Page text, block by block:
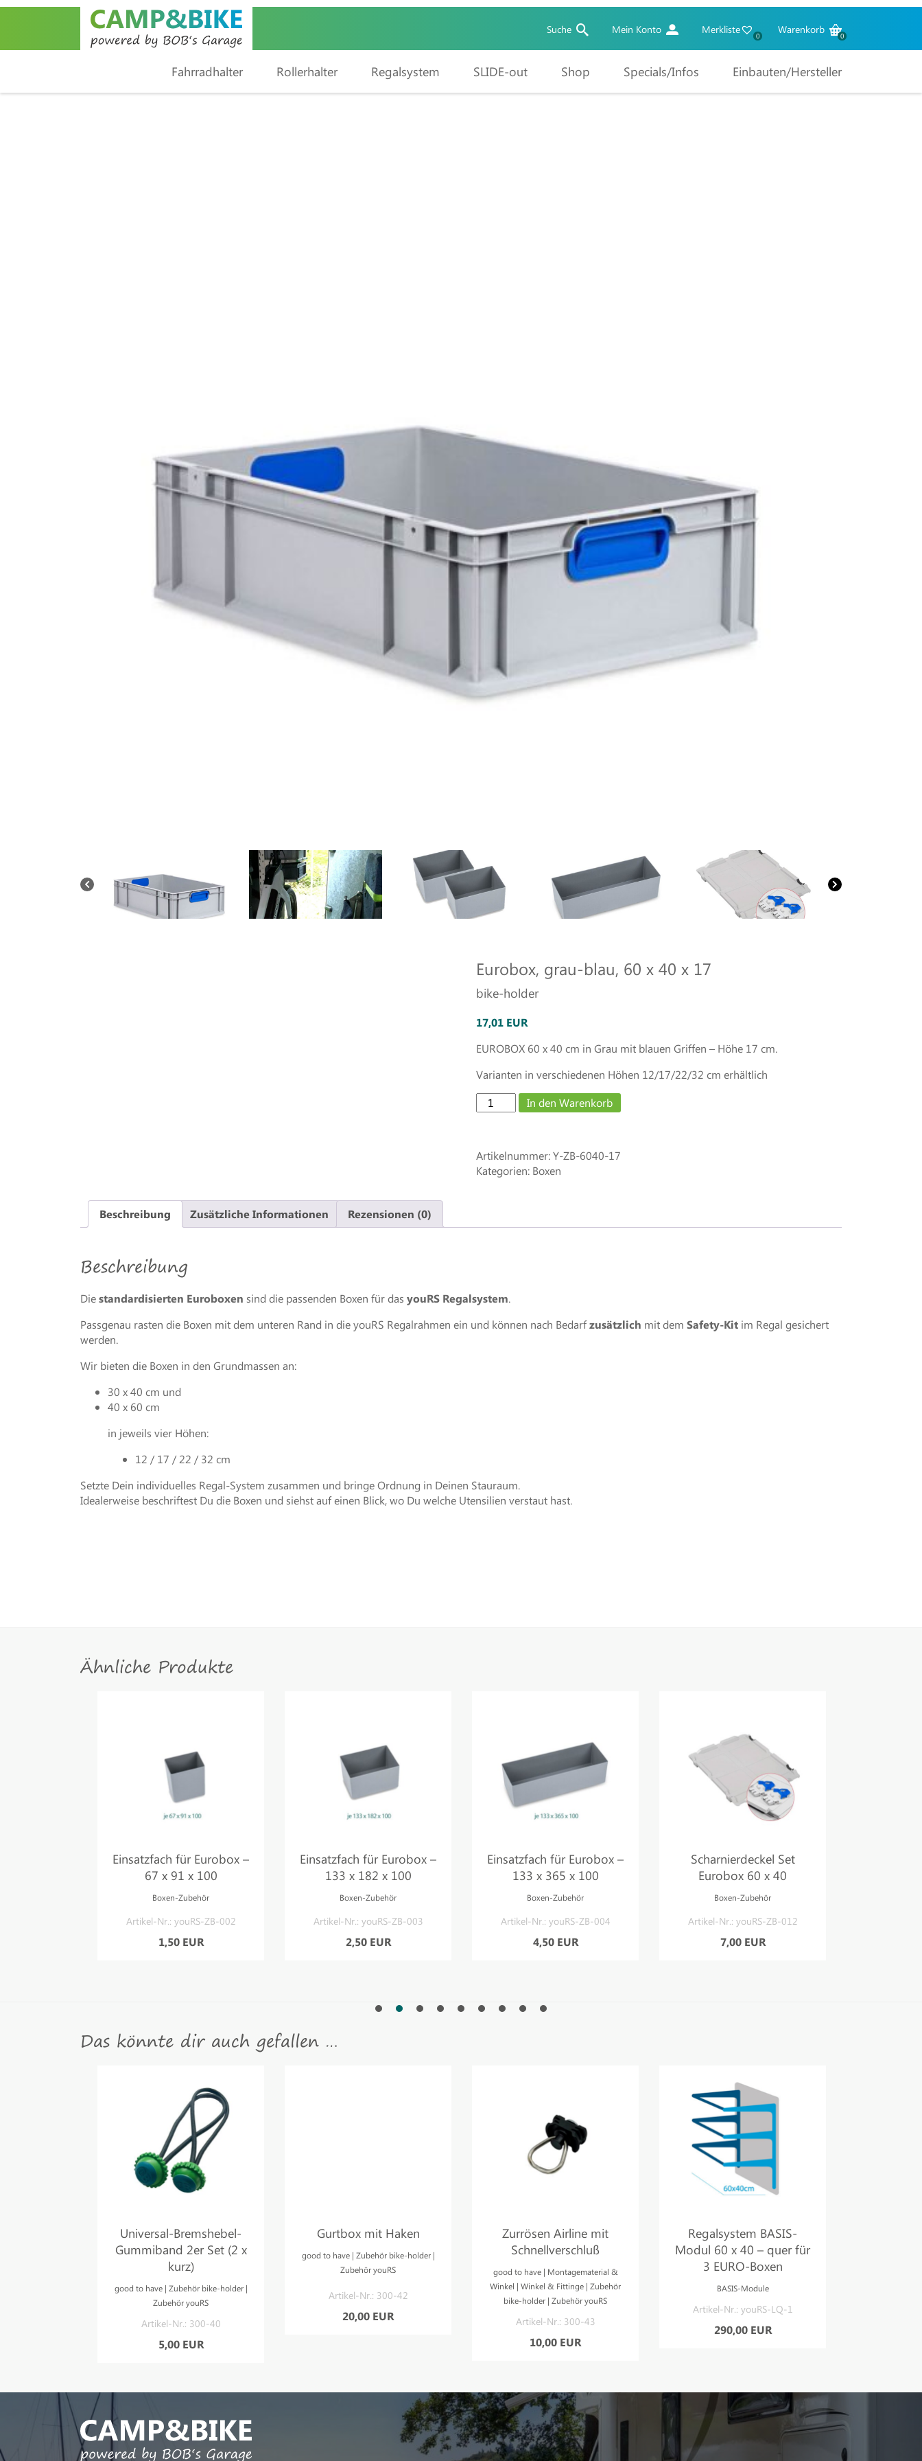
Suche Mein Konto Merkliste 0 Warenkorb 0
Fahrradhalter Rollerhalter Regalsystem SLIDE-out Shop Specials/Infos Einbauten/Hersteller
Eurobox, grau-blau, 60 x 40 x 17
bike-holder
17,01 EUR
EUROBOX 60 x 40 cm in Grau mit blauen Griffen – Höhe 17 cm.
Varianten in verschiedenen Höhen 12/17/22/32 cm erhältlich
Eurobox,
grau-
x
40
In den Warenkorb
Artikelnummer:Y-ZB-6040-17
Kategorien: Boxen
Beschreibung Zusätzliche Informationen Rezensionen (0)
Beschreibung
Diestandardisierten Euroboxen sind die passenden Boxen für das youRS Regalsystem.
Passgenau rasten die Boxen mit dem unteren Rand in die youRS Regalrahmen ein und können nach Bedarfzusätzlich mit dem Safety-Kit im Regal gesichert
werden.
Wir bieten die Boxen in den Grundmassen an:
30 x 40 cm und
40 x 60 cm
in jeweils vier Höhen:
12 / 17 / 22 / 32 cm
Setzte Dein individuelles Regal-System zusammen und bringe Ordnung in Deinen Stauraum.
Idealerweise beschriftest Du die Boxen und siehst auf einen Blick, wo Du welche Utensilien verstaut hast.
Ähnliche Produkte
Einsatzfach für Eurobox –
67 x 91 x 100
Boxen-Zubehör
Artikel-Nr.: youRS-ZB-002
1,50 EUR
Einsatzfach für Eurobox –
133 x 182 x 100
Boxen-Zubehör
Artikel-Nr.: youRS-ZB-003
2,50 EUR
Einsatzfach für Eurobox –
133 x 365 x 100
Boxen-Zubehör
Artikel-Nr.: youRS-ZB-004
4,50 EUR
Scharnierdeckel Set
Eurobox 60 x 40
Boxen-Zubehör
Artikel-Nr.: youRS-ZB-012
7,00 EUR
Das könnte dir auch gefallen …
Universal-Bremshebel-
Gummiband 2er Set (2 x
kurz)
good to have | Zubehör bike-holder |
Zubehör youRS
Artikel-Nr.: 300-40
5,00 EUR
Gurtbox mit Haken
good to have | Zubehör bike-holder |
Zubehör youRS
Artikel-Nr.: 300-42
20,00 EUR
Zurrösen Airline mit
Schnellverschluß
good to have | Montagematerial &
Winkel | Winkel & Fittinge | Zubehör
bike-holder | Zubehör youRS
Artikel-Nr.: 300-43
10,00 EUR
Regalsystem BASIS-
Modul 60 x 40 – quer für
3 EURO-Boxen
BASIS-Module
Artikel-Nr.: youRS-LQ-1
290,00 EUR